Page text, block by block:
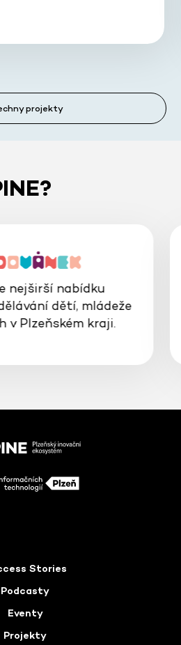
projekty
nejširší nabídku
dětí, mládeže
v Plzeňském kraji.
Stories
Podcasty
Eventy
Projekty